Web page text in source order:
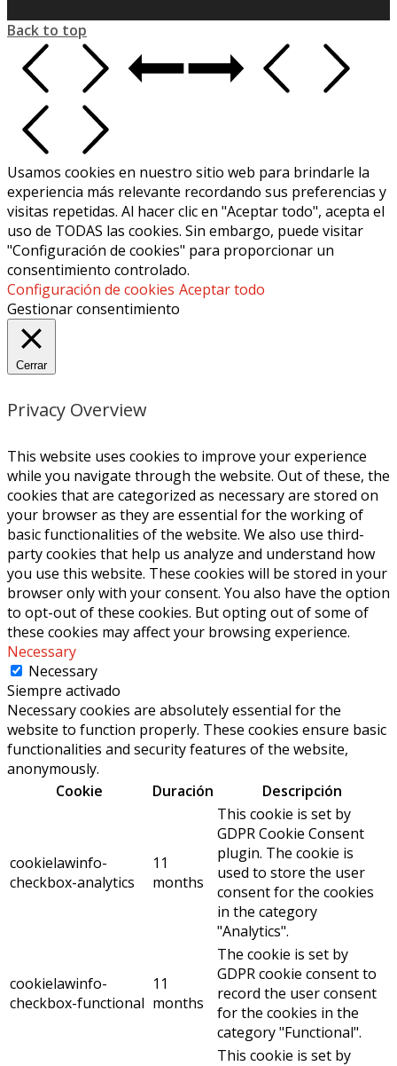
Back to top
Usamos cookies en nuestro sitio web para brindarle la
experiencia más relevante recordando sus preferencias y
visitas repetidas. Al hacer clic en "Aceptar todo", acepta el
uso de TODAS las cookies. Sin embargo, puede visitar
"Configuración de cookies" para proporcionar un
consentimiento controlado.
Configuración de cookies Aceptar todo
Gestionar consentimiento
Cerrar
Privacy Overview
This website uses cookies to improve your experience
while you navigate through the website. Out of these, the
cookies that are categorized as necessary are stored on
your browser as they are essential for the working of
basic functionalities of the website. We also use third-
party cookies that help us analyze and understand how
you use this website. These cookies will be stored in your
browser only with your consent. You also have the option
to opt-out of these cookies. But opting out of some of
these cookies may affect your browsing experience.
Necessary
Necessary
Siempre activado
Necessary cookies are absolutely essential for the
website to function properly. These cookies ensure basic
functionalities and security features of the website,
anonymously.
Cookie
Duración Descripción
cookielawinfo-
checkbox-analytics
11
months
This cookie is set by
GDPR Cookie Consent
plugin. The cookie is
used to store the user
consent for the cookies
in the category
"Analytics".
cookielawinfo-
checkbox-functional
11
months
The cookie is set by
GDPR cookie consent to
record the user consent
for the cookies in the
category "Functional".
This cookie is set by